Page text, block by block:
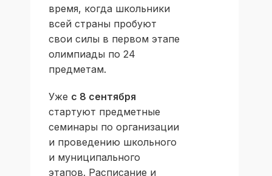
время, когда школьники
всей страны пробуют
свои силы в первом этапе
олимпиады по 24
предметам.
Уже с 8 сентября
стартуют предметные
семинары по организации
и проведению школьного
и муниципального
этапов. Расписание и